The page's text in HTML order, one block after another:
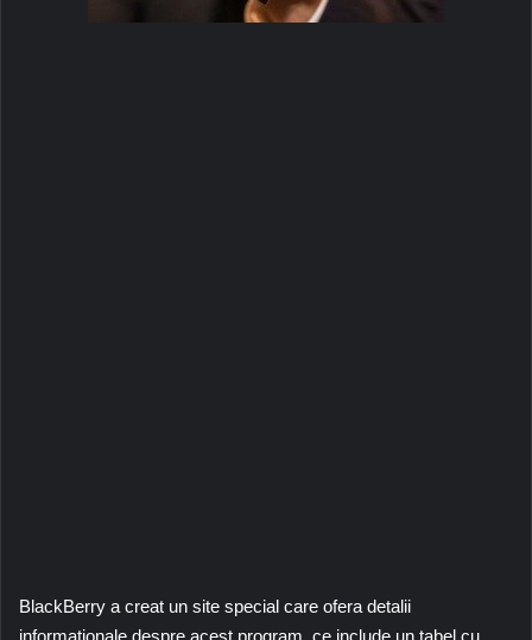
BlackBerry a creat un site special care ofera detalii
informationale despre acest program, ce include un tabel cu